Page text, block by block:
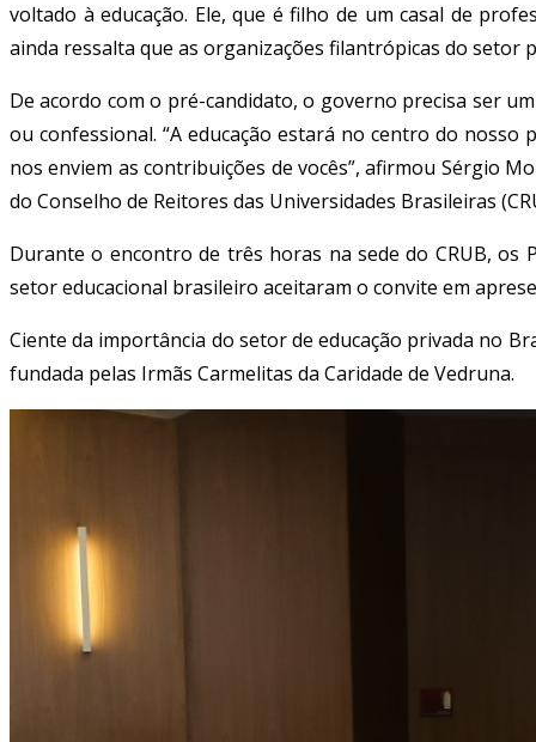
voltado à educação. Ele, que é filho de um casal de
ainda ressalta que as organizações filantrópicas do
De acordo com o pré-candidato, o governo precisa ser
ou confessional. “A educação estará no centro do
nos enviem as contribuições de vocês”, afirmou Sérgio
do Conselho de Reitores das Universidades Brasileiras
Durante o encontro de três horas na sede do CRUB, os
setor educacional brasileiro aceitaram o convite em
Ciente da importância do setor de educação privada no
fundada pelas Irmãs Carmelitas da Caridade de Vedruna.